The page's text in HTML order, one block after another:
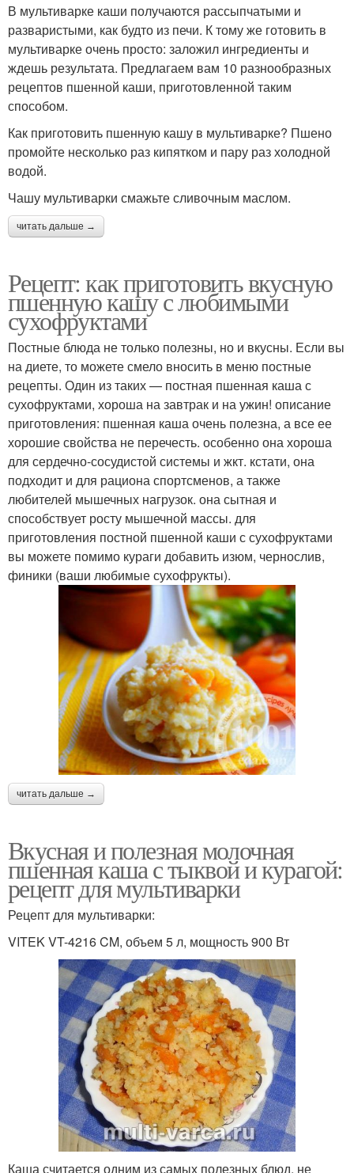
В мультиварке каши получаются рассыпчатыми и
разваристыми, как будто из печи. К тому же готовить в
мультиварке очень просто: заложил ингредиенты и
ждешь результата. Предлагаем вам 10 разнообразных
рецептов пшенной каши, приготовленной таким
способом.
Как приготовить пшенную кашу в мультиварке? Пшено
промойте несколько раз кипятком и пару раз холодной
водой.
Чашу мультиварки смажьте сливочным маслом.
читать дальше →
Рецепт: как приготовить вкусную
пшенную кашу с любимыми
сухофруктами
Постные блюда не только полезны, но и вкусны. Если вы
на диете, то можете смело вносить в меню постные
рецепты. Один из таких — постная пшенная каша с
сухофруктами, хороша на завтрак и на ужин! описание
приготовления: пшенная каша очень полезна, а все ее
хорошие свойства не перечесть. особенно она хороша
для сердечно-сосудистой системы и жкт. кстати, она
подходит и для рациона спортсменов, а также
любителей мышечных нагрузок. она сытная и
способствует росту мышечной массы. для
приготовления постной пшенной каши с сухофруктами
вы можете помимо кураги добавить изюм, чернослив,
финики (ваши любимые сухофрукты).
читать дальше →
Вкусная и полезная молочная
пшенная каша с тыквой и курагой:
рецепт для мультиварки
Рецепт для мультиварки:
VITEK VT-4216 CM, объем 5 л, мощность 900 Вт
Каша считается одним из самых полезных блюд, не